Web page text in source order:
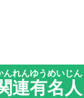
連
んれん
有名人
ゆうめいじん